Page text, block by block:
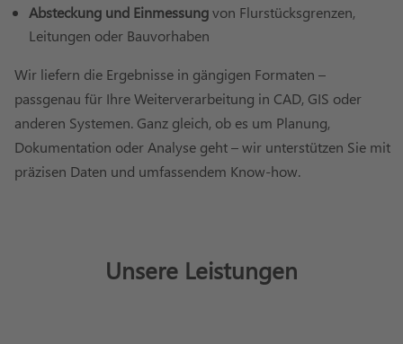
Absteckung und Einmessungvon Flurstücksgrenzen,
Leitungen oder Bauvorhaben
Wir liefern die Ergebnisse in gängigen Formaten –
passgenau für Ihre Weiterverarbeitung in CAD, GIS oder
anderen Systemen. Ganz gleich, ob es um Planung,
Dokumentation oder Analyse geht – wir unterstützen Sie mit
präzisen Daten und umfassendem Know-how.
Unsere Leistungen